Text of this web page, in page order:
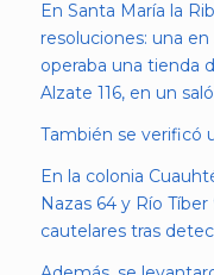
En Santa María la
resoluciones: una
operaba una tienda
Alzate 116, en un
También se verificó
En la colonia
Nazas 64 y Río
cautelares tras